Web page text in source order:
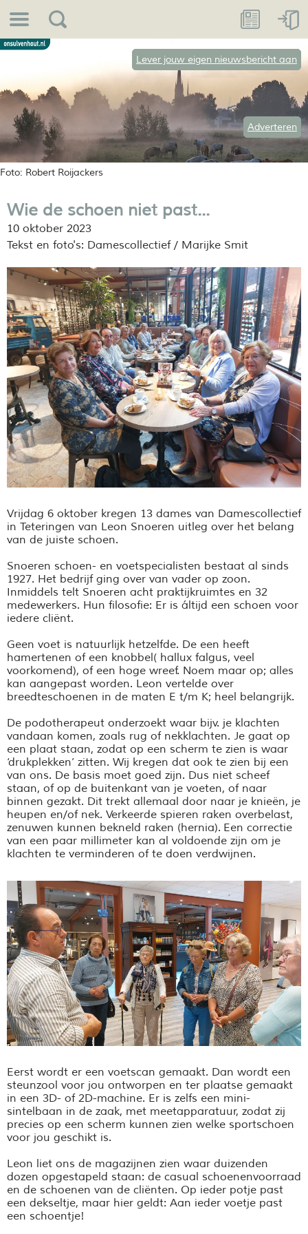
Foto: Robert Roijackers
Lever jouw eigen nieuwsbericht aan
Adverteren
Wie de schoen niet past...
10 oktober 2023
Tekst en foto's: Damescollectief / Marijke Smit
Vrijdag 6 oktober kregen 13 dames van Damescollectief
in Teteringen van Leon Snoeren uitleg over het belang
van de juiste schoen.
Snoeren schoen- en voetspecialisten bestaat al sinds
1927. Het bedrijf ging over van vader op zoon.
Inmiddels telt Snoeren acht praktijkruimtes en 32
medewerkers. Hun filosofie: Er is áltijd een schoen voor
iedere cliënt.
Geen voet is natuurlijk hetzelfde. De een heeft
hamertenen of een knobbel( hallux falgus, veel
voorkomend), of een hoge wreef. Noem maar op; alles
kan aangepast worden. Leon vertelde over
breedteschoenen in de maten E t/m K; heel belangrijk.
De podotherapeut onderzoekt waar bijv. je klachten
vandaan komen, zoals rug of nekklachten. Je gaat op
een plaat staan, zodat op een scherm te zien is waar
‘drukplekken’ zitten. Wij kregen dat ook te zien bij een
van ons. De basis moet goed zijn. Dus niet scheef
staan, of op de buitenkant van je voeten, of naar
binnen gezakt. Dit trekt allemaal door naar je knieën, je
heupen en/of nek. Verkeerde spieren raken overbelast,
zenuwen kunnen bekneld raken (hernia). Een correctie
van een paar millimeter kan al voldoende zijn om je
klachten te verminderen of te doen verdwijnen.
Eerst wordt er een voetscan gemaakt. Dan wordt een
steunzool voor jou ontworpen en ter plaatse gemaakt
in een 3D- of 2D-machine. Er is zelfs een mini-
sintelbaan in de zaak, met meetapparatuur, zodat zij
precies op een scherm kunnen zien welke sportschoen
voor jou geschikt is.
Leon liet ons de magazijnen zien waar duizenden
dozen opgestapeld staan: de casual schoenenvoorraad
en de schoenen van de cliënten. Op ieder potje past
een dekseltje, maar hier geldt: Aan ieder voetje past
een schoentje!